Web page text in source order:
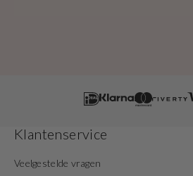
Klantenservice
Veelgestelde vragen